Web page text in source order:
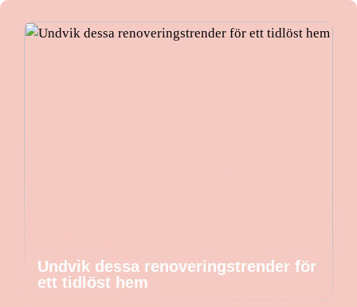
Undvik dessa renoveringstrender för
ett tidlöst hem